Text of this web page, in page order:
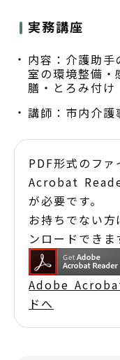
実務講座
内容：介護助
室の環境整備・
膳・とろみ付け
講師：市内介護
PDF形式のフ
Acrobat
が必要です。
お持ちでない
ンロードできま
Adobe
ドへ